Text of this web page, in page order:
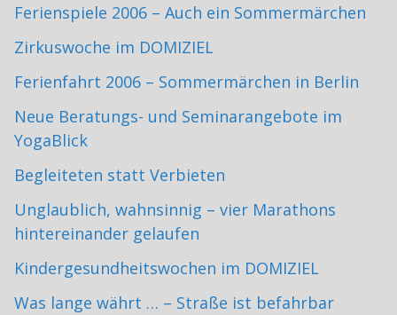
Ferienspiele 2006 – Auch ein Sommermärchen
Zirkuswoche im DOMIZIEL
Ferienfahrt 2006 – Sommermärchen in Berlin
Neue Beratungs- und Seminarangebote im
YogaBlick
Begleiteten statt Verbieten
Unglaublich, wahnsinnig – vier Marathons
hintereinander gelaufen
Kindergesundheitswochen im DOMIZIEL
Was lange währt … – Straße ist befahrbar